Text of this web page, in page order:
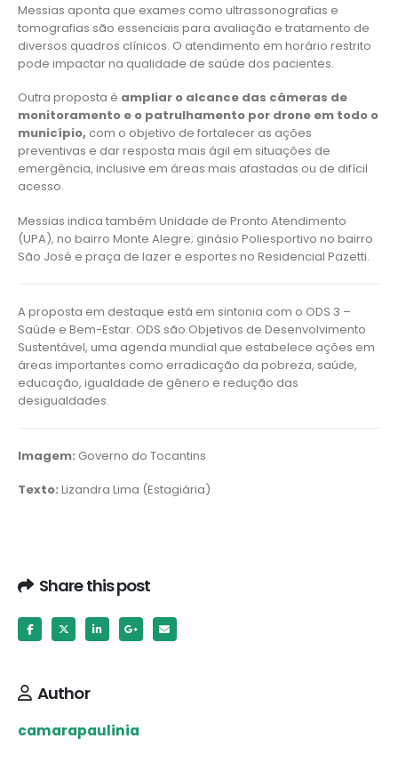
Messias aponta que exames como ultrassonografias e
tomografias são essenciais para avaliação e tratamento de
diversos quadros clínicos. O atendimento em horário restrito
pode impactar na qualidade de saúde dos pacientes.
Outra proposta é ampliar o alcance das câmeras de
monitoramento e o patrulhamento por drone em todo o
município, com o objetivo de fortalecer as ações
preventivas e dar resposta mais ágil em situações de
emergência, inclusive em áreas mais afastadas ou de difícil
acesso.
Messias indica também Unidade de Pronto Atendimento
(UPA), no bairro Monte Alegre; ginásio Poliesportivo no bairro
São José e praça de lazer e esportes no Residencial Pazetti.
A proposta em destaque está em sintonia com o ODS 3 –
Saúde e Bem-Estar. ODS são Objetivos de Desenvolvimento
Sustentável, uma agenda mundial que estabelece ações em
áreas importantes como erradicação da pobreza, saúde,
educação, igualdade de gênero e redução das
desigualdades.
Imagem: Governo do Tocantins
Texto: Lizandra Lima (Estagiária)
Share this post
Author
camarapaulinia